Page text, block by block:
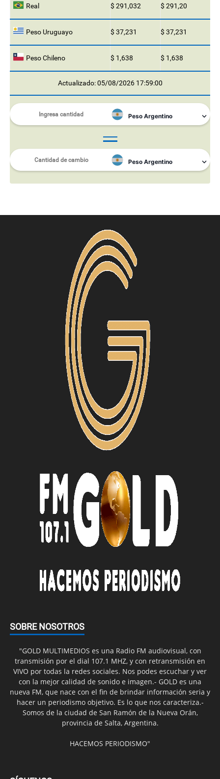
Real $ 291,032 $ 291,20
Peso Uruguayo $ 37,231 $ 37,231
Peso Chileno $ 1,638 $ 1,638
Actualizado: 05/08/2026 17:59:00
SOBRE NOSOTROS
"GOLD MULTIMEDIOS es una Radio FM audiovisual, con
transmisión por el dial 107.1 MHZ, y con retransmisión en
VIVO por todas la redes sociales. Nos podes escuchar y ver
con la mejor calidad de sonido e imagen.- GOLD es una
nueva FM, que nace con el fin de brindar información seria y
hacer un periodismo objetivo. Es lo que nos caracteriza.-
Somos de la ciudad de San Ramón de la Nueva Orán,
provincia de Salta, Argentina.
HACEMOS PERIODISMO"